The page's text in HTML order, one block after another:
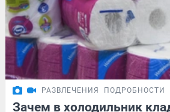
РАЗВЛЕЧЕНИЯ ПОДРОБНОСТИ
Зачем в холодильник